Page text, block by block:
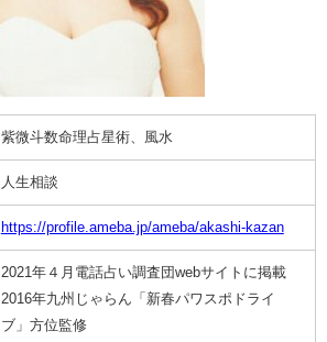
紫微斗数命理占星術、風水
人生相談
https://profile.ameba.jp/ameba/akashi-kazan
2021年４月電話占い調査団webサイトに掲載
2016年九州じゃらん「新春パワスポドライ
ブ」方位監修